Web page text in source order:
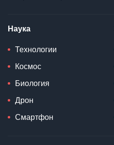
Наука
Технологии
Космос
Биология
Дрон
Смартфон